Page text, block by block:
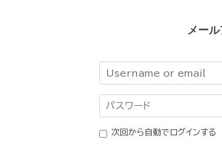
メー
パスワード
次回から自動でログインする